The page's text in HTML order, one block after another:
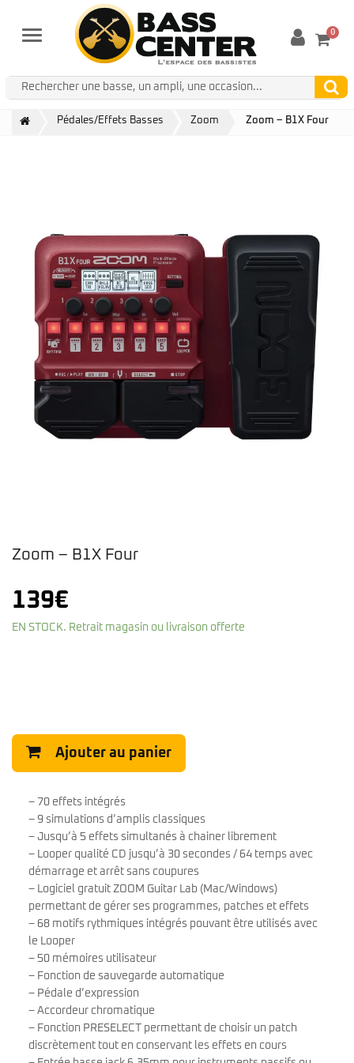
Menu 0
Pédales/Effets Basses Zoom Zoom – B1X Four
Zoom – B1X Four
139€
EN STOCK. Retrait magasin ou livraison offerte
Ajouter au panier
– 70 effets intégrés
– 9 simulations d’amplis classiques
– Jusqu’à 5 effets simultanés à chainer librement
– Looper qualité CD jusqu’à 30 secondes / 64 temps avec
démarrage et arrêt sans coupures
– Logiciel gratuit ZOOM Guitar Lab (Mac/Windows)
permettant de gérer ses programmes, patches et effets
– 68 motifs rythmiques intégrés pouvant être utilisés avec
le Looper
– 50 mémoires utilisateur
– Fonction de sauvegarde automatique
– Pédale d’expression
– Accordeur chromatique
– Fonction PRESELECT permettant de choisir un patch
discrètement tout en conservant les effets en cours